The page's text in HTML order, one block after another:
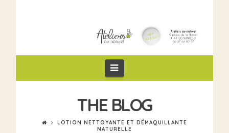
Navigation
THE BLOG
LOTION NETTOYANTE ET DÉMAQUILLANTE
NATURELLE